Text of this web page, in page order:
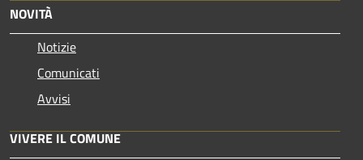
NOVITÀ
Notizie
Comunicati
Avvisi
VIVERE IL COMUNE